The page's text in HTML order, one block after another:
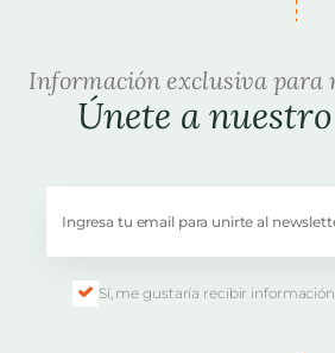
Información exclusiva para
Únete a
Sí, me gustaría recibir